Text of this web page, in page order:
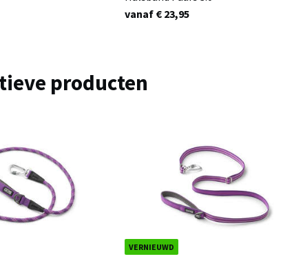
vanaf € 23,95
producten
VERNIEUWD